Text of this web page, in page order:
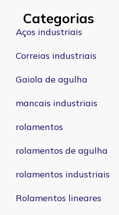
Categorias
Aços industriais
Correias industriais
Gaiola de agulha
mancais industriais
rolamentos
rolamentos de agulha
rolamentos industriais
Rolamentos lineares